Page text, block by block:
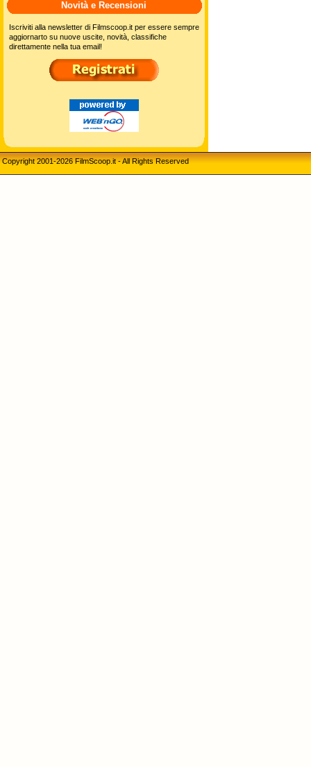
Novità e Recensioni
Iscriviti alla newsletter di Filmscoop.it per essere sempre
aggiornarto su nuove uscite, novità, classifiche
direttamente nella tua email!
Copyright 2001-2026 FilmScoop.it - All Rights Reserved